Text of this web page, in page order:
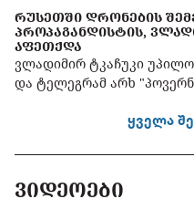
ᲠᲣᲡᲔᲗᲨᲘ ᲓᲠᲝᲜᲔᲑᲘᲡ
ᲞᲠᲝᲞᲐᲒᲐᲜᲓᲘᲡᲢᲘᲡ,
ᲐᲤᲔᲗᲥᲓᲐ
ვლადიმირ ტკაჩუკი
და ტელეგრამ არხ
ყველა
ᲕᲘᲓᲔᲝᲔᲑᲘ